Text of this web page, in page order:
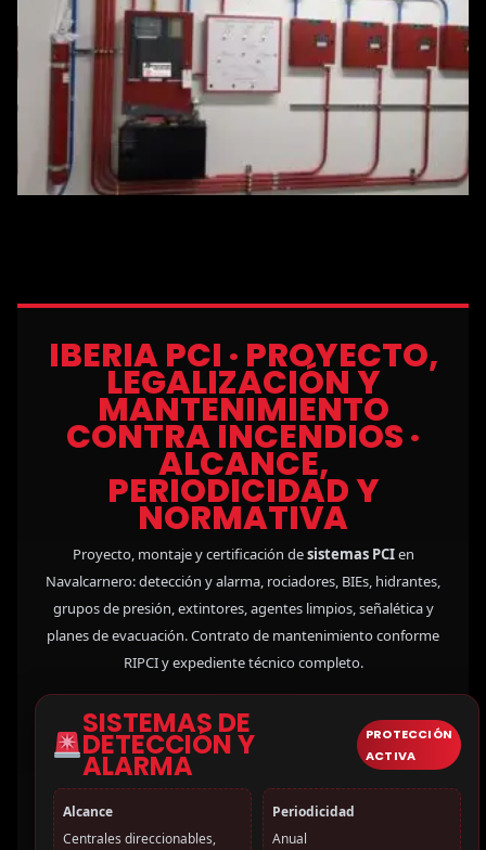
IBERIA PCI · PROYECTO,
LEGALIZACIÓN Y
MANTENIMIENTO
CONTRA INCENDIOS ·
ALCANCE,
PERIODICIDAD Y
NORMATIVA
Proyecto, montaje y certificación desistemas PCIen
Navalcarnero: detección y alarma, rociadores, BIEs, hidrantes,
grupos de presión, extintores, agentes limpios, señalética y
planes de evacuación. Contrato de mantenimiento conforme
RIPCI y expediente técnico completo.
SISTEMAS DE
DETECCIÓN Y
ALARMA
PROTECCIÓN
ACTIVA
Alcance
Centrales direccionables,
Periodicidad
Anual